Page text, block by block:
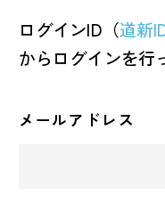
ログインID（道新
からログインを行
メールアドレス